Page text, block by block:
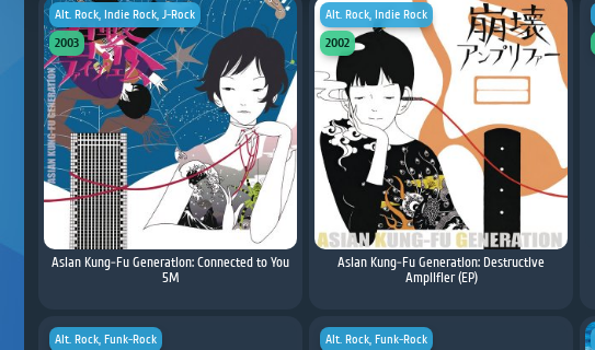
Asian Kung-Fu Generation: Connected to You
5M
Alt. Rock, Indie Rock, J-Rock
2003
Asian Kung-Fu Generation: Destructive
Amplifier (EP)
Alt. Rock, Indie Rock
2002
Alt. Rock, Funk-Rock Alt. Rock, Funk-Rock